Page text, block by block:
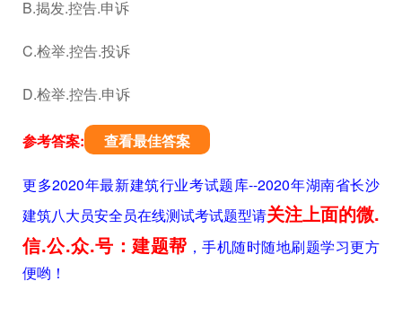
B.揭发.控告.申诉
C.检举.控告.投诉
D.检举.控告.申诉
参考答案: 查看最佳答案
更多2020年最新建筑行业考试题库--2020年湖南省长沙
建筑八大员安全员在线测试考试题型请关注上面的微.
信.公.众.号：建题帮 ，手机随时随地刷题学习更方
便哟！